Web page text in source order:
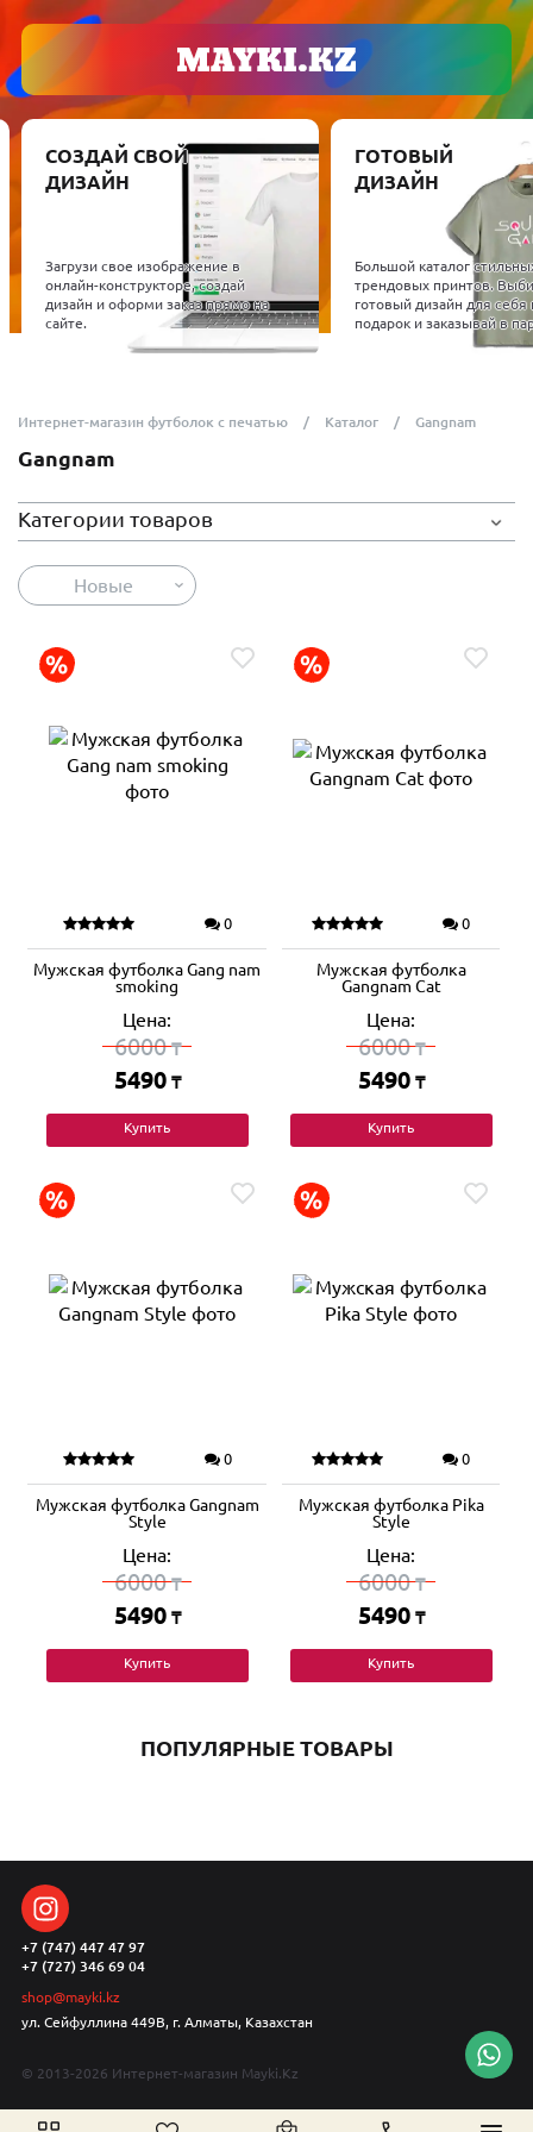
СОЗДАЙ СВОЙ
ДИЗАЙН
Загрузи свое изображение в
онлайн-конструкторе, создай
дизайн и оформи заказ прямо на
сайте.
ГОТОВЫЙ
ДИЗАЙН
Большой каталог
трендовых принтов.
готовый дизайн для себя
подарок и заказывай в
Интернет-магазин футболок с печатью Каталог Gangnam
Gangnam
Категории товаров
Новые
0
Мужская футболка Gang nam
smoking
Цена:
6000₸
5490 ₸
Купить
0
Мужская футболка
Gangnam Cat
Цена:
6000₸
5490 ₸
Купить
0
Мужская футболка Gangnam
Style
Цена:
6000₸
5490 ₸
Купить
0
Мужская футболка Pika
Style
Цена:
6000₸
5490 ₸
Купить
ПОПУЛЯРНЫЕ ТОВАРЫ
+7 (747) 447 47 97
+7 (727) 346 69 04
shop@mayki.kz
ул. Сейфуллина 449В, г. Алматы, Казахстан
© 2013-2026 Интернет-магазин Mayki.Kz